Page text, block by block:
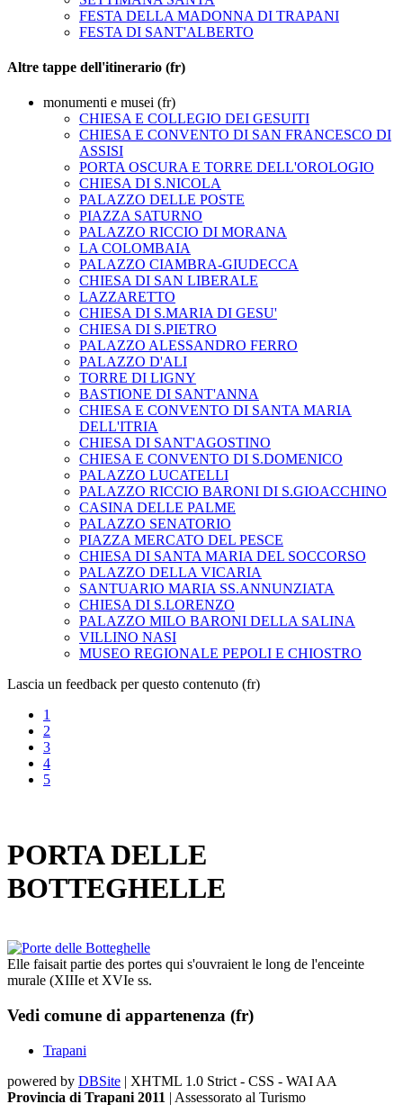
FESTA DELLA MADONNA DI TRAPANI
FESTA DI SANT'ALBERTO
Altre tappe dell'itinerario (fr)
monumenti e musei (fr)
CHIESA E COLLEGIO DEI GESUITI
CHIESA E CONVENTO DI SAN FRANCESCO DI
ASSISI
PORTA OSCURA E TORRE DELL'OROLOGIO
CHIESA DI S.NICOLA
PALAZZO DELLE POSTE
PIAZZA SATURNO
PALAZZO RICCIO DI MORANA
LA COLOMBAIA
PALAZZO CIAMBRA-GIUDECCA
CHIESA DI SAN LIBERALE
LAZZARETTO
CHIESA DI S.MARIA DI GESU'
CHIESA DI S.PIETRO
PALAZZO ALESSANDRO FERRO
PALAZZO D'ALI
TORRE DI LIGNY
BASTIONE DI SANT'ANNA
CHIESA E CONVENTO DI SANTA MARIA
DELL'ITRIA
CHIESA DI SANT'AGOSTINO
CHIESA E CONVENTO DI S.DOMENICO
PALAZZO LUCATELLI
PALAZZO RICCIO BARONI DI S.GIOACCHINO
CASINA DELLE PALME
PALAZZO SENATORIO
PIAZZA MERCATO DEL PESCE
CHIESA DI SANTA MARIA DEL SOCCORSO
PALAZZO DELLA VICARIA
SANTUARIO MARIA SS.ANNUNZIATA
CHIESA DI S.LORENZO
PALAZZO MILO BARONI DELLA SALINA
VILLINO NASI
MUSEO REGIONALE PEPOLI E CHIOSTRO
Lascia un feedback per questo contenuto (fr)
1
2
3
4
5
PORTA DELLE
BOTTEGHELLE
Elle faisait partie des portes qui s'ouvraient le long de l'enceinte
murale (XIIIe et XVIe ss.
Vedi comune di appartenenza (fr)
Trapani
powered by DBSite | XHTML 1.0 Strict - CSS - WAI AA
Provincia di Trapani 2011 | Assessorato al Turismo